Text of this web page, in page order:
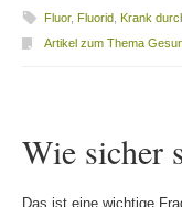
Fluor, Fluorid, Krank
Artikel zum Thema
Wie sicher
Das ist eine wichtige